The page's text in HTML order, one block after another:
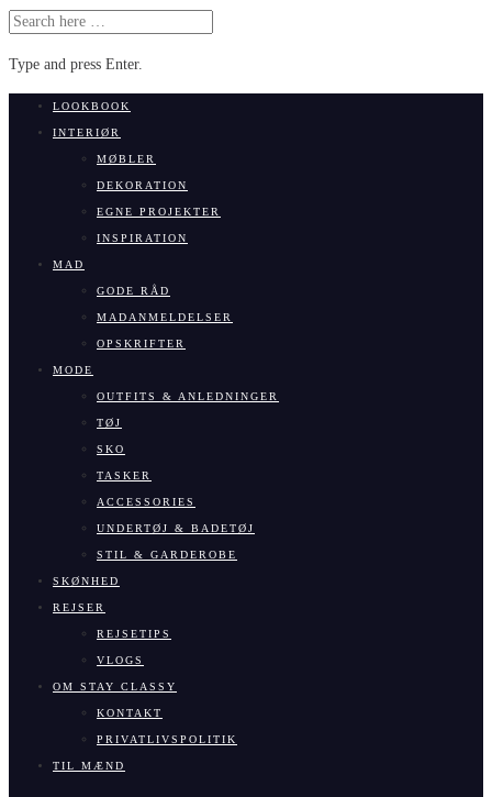
SEARCH
Type and press Enter.
LOOKBOOK
INTERIØR
MØBLER
DEKORATION
EGNE PROJEKTER
INSPIRATION
MAD
GODE RÅD
MADANMELDELSER
OPSKRIFTER
MODE
OUTFITS & ANLEDNINGER
TØJ
SKO
TASKER
ACCESSORIES
UNDERTØJ & BADETØJ
STIL & GARDEROBE
SKØNHED
REJSER
REJSETIPS
VLOGS
OM STAY CLASSY
KONTAKT
PRIVATLIVSPOLITIK
TIL MÆND